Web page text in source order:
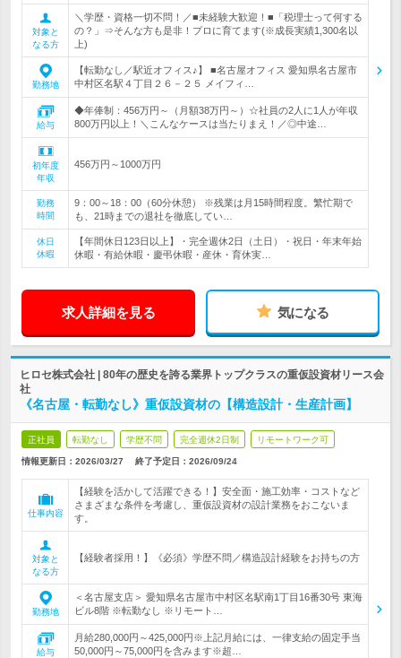
対象と
なる方
＼学歴・資格一切不問！／■未経験大歓迎！■「税理士って何する
の？」⇒そんな方も是非！プロに育てます(※成長実績1,300名以
上)
勤務地
【転勤なし／駅近オフィス♪】 ■名古屋オフィス 愛知県名古屋市
中村区名駅４丁目２６－２５ メイフィ…
給与
◆年俸制：456万円～（月額38万円～）☆社員の2人に1人が年収
800万円以上！＼こんなケースは当たりまえ！／◎中途…
初年度
年収
456万円～1000万円
勤務
時間
9：00～18：00（60分休憩） ※残業は月15時間程度。繁忙期で
も、21時までの退社を徹底してい…
休日
休暇
【年間休日123日以上】・完全週休2日（土日）・祝日・年末年始
休暇・有給休暇・慶弔休暇・産休・育休実…
求人詳細を見る 気になる
ヒロセ株式会社 | 80年の歴史を誇る業界トップクラスの重仮設資材リース会
社
《名古屋・転勤なし》重仮設資材の【構造設計・生産計画】
正社員 転勤なし 学歴不問 完全週休2日制 リモートワーク可
情報更新日：2026/03/27 終了予定日： 2026/09/24
仕事内容
【経験を活かして活躍できる！】安全面・施工効率・コストなど
さまざまな条件を考慮し、重仮設資材の設計業務をおこないま
す。
対象と
なる方
【経験者採用！】《必須》学歴不問／構造設計経験をお持ちの方
勤務地
＜名古屋支店＞ 愛知県名古屋市中村区名駅南1丁目16番30号 東海
ビル8階 ※転勤なし ※リモート…
給与
月給280,000円～425,000円※上記月給には、一律支給の固定手当
50,000円～75,000円を含みます※超…